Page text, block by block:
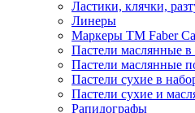
Ластики, клячки,
Линеры
Маркеры TM Faber
Пастели маслянные в
Пастели маслянные
Пастели сухие в
Пастели сухие и
Рапидографы